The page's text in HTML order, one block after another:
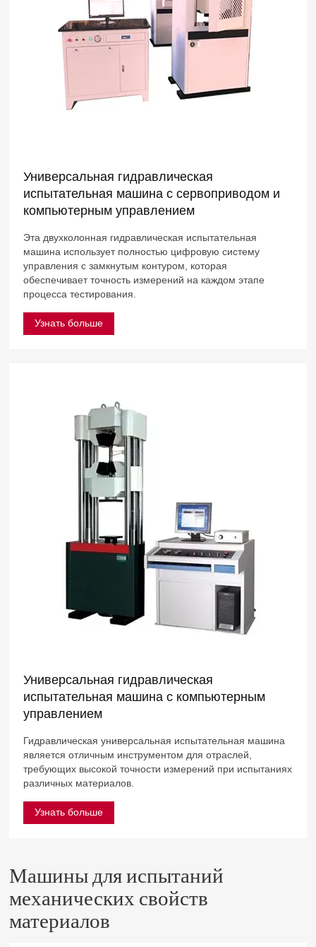
Универсальная гидравлическая
испытательная машина с сервоприводом и
компьютерным управлением
Эта двухколонная гидравлическая испытательная
машина использует полностью цифровую систему
управления с замкнутым контуром, которая
обеспечивает точность измерений на каждом этапе
процесса тестирования.
Узнать больше
Универсальная гидравлическая
испытательная машина с компьютерным
управлением
Гидравлическая универсальная испытательная машина
является отличным инструментом для отраслей,
требующих высокой точности измерений при испытаниях
различных материалов.
Узнать больше
Машины для испытаний
механических свойств
материалов